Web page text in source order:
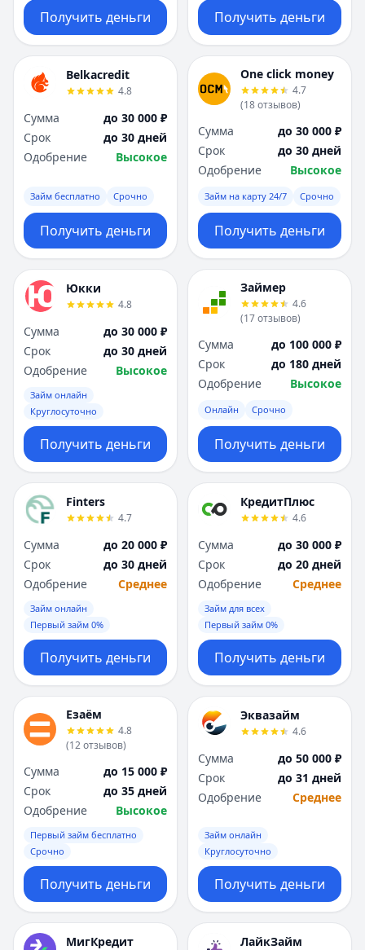
Получить деньги Получить деньги
Belkacredit
4.8
Сумма
до 30 000 ₽
Срок
до 30 дней
Одобрение
Высокое
Займ бесплатно Срочно
Получить деньги
One click money
4.7
(18отзывов)
Сумма
до 30 000 ₽
Срок
до 30 дней
Одобрение
Высокое
Займ на карту 24/7 Срочно
Получить деньги
Юкки
4.8
Сумма
до 30 000 ₽
Срок
до 30 дней
Одобрение
Высокое
Займ онлайн
Круглосуточно
Получить деньги
Займер
4.6
(17отзывов)
Сумма
до 100 000 ₽
Срок
до 180 дней
Одобрение
Высокое
Онлайн Срочно
Получить деньги
Finters
4.7
Сумма
до 20 000 ₽
Срок
до 30 дней
Одобрение
Среднее
Займ онлайн
Первый займ 0%
Получить деньги
КредитПлюс
4.6
Сумма
до 30 000 ₽
Срок
до 20 дней
Одобрение
Среднее
Займ для всех
Первый займ 0%
Получить деньги
Езаём
4.8
(12отзывов)
Сумма
до 15 000 ₽
Срок
до 35 дней
Одобрение
Высокое
Первый займ бесплатно
Срочно
Получить деньги
Эквазайм
4.6
Сумма
до 50 000 ₽
Срок
до 31 дней
Одобрение
Среднее
Займ онлайн
Круглосуточно
Получить деньги
МигКредит ЛайкЗайм